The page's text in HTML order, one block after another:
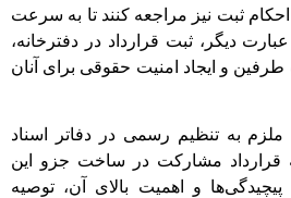
ثبت نیز مراجعه کنند تا به سرعت
دیگر، ثبت قرارداد در دفترخانه،
و ایجاد امنیت حقوقی برای آنان
ملزم به تنظیم رسمی در دفاتر اسناد
مشارکت در ساخت جزو این
و اهمیت بالای آن، توصیه